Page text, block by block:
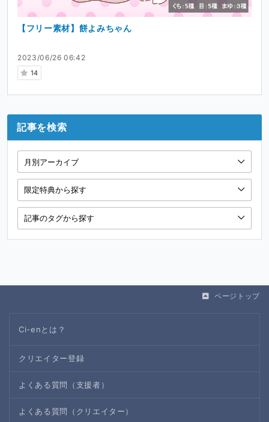
2023/06/26 06:42
14
【フリー素材】餅よみちゃん
記事を検索
ページトップ
Ci-enとは？
クリエイター登録
よくある質問（支援者）
よくある質問（クリエイター）